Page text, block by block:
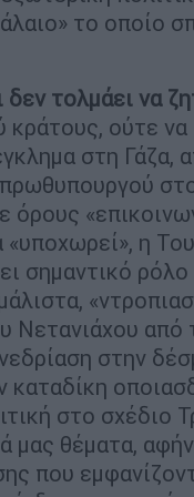
το οποίο
τολμάει να
κράτους, ούτε να
στη Γάζα,
όρους
η
σημαντικό ρόλο
Νετανιάχου από
στην
καταδίκη
στο σχέδιο
μας θέματα,
που